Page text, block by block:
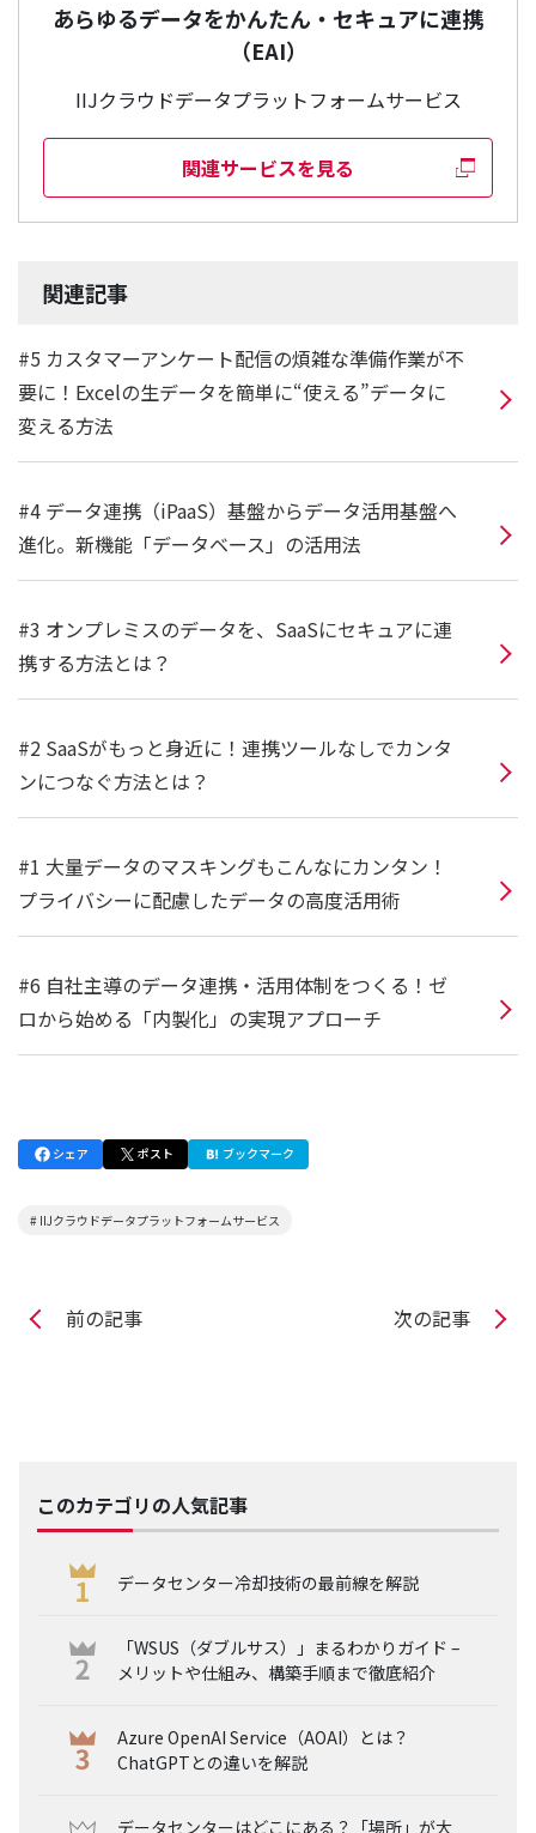
あらゆるデータをかんたん・セキュアに連携
（EAI）
IIJクラウドデータプラットフォームサービス
関連サービスを見る
関連記事
#5 カスタマーアンケート配信の煩雑な準備作業が不
要に！Excelの生データを簡単に“使える”データに
変える方法
#4 データ連携（iPaaS）基盤からデータ活用基盤へ
進化。新機能「データベース」の活用法
#3 オンプレミスのデータを、SaaSにセキュアに連
携する方法とは？
#2 SaaSがもっと身近に！連携ツールなしでカンタ
ンにつなぐ方法とは？
#1 大量データのマスキングもこんなにカンタン！
プライバシーに配慮したデータの高度活用術
#6 自社主導のデータ連携・活用体制をつくる！ゼ
ロから始める「内製化」の実現アプローチ
シェア ポスト ブックマーク
# IIJクラウドデータプラットフォームサービス
前の記事 次の記事
このカテゴリの人気記事
データセンター冷却技術の最前線を解説
「WSUS（ダブルサス）」まるわかりガイド –
メリットや仕組み、構築手順まで徹底紹介
Azure OpenAI Service（AOAI）とは？
ChatGPTとの違いを解説
データセンターはどこにある？「場所」が大